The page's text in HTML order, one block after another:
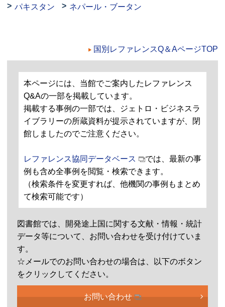
パキスタン
ネパール・ブータン
国別レファレンスQ＆AページTOP
本ページには、当館でご案内したレファレンス
Q&Aの一部を掲載しています。
掲載する事例の一部では、ジェトロ・ビジネスラ
イブラリーの所蔵資料が提示されていますが、閉
館しましたのでご注意ください。
レファレンス協同データベース
では、最新の事
例も含め全事例を閲覧・検索できます。
（検索条件を変更すれば、他機関の事例もまとめ
て検索可能です）
図書館では、開発途上国に関する文献・情報・統計
データ等について、お問い合わせを受け付けていま
す。
☆メールでのお問い合わせの場合は、以下のボタン
をクリックしてください。
お問い合わせ